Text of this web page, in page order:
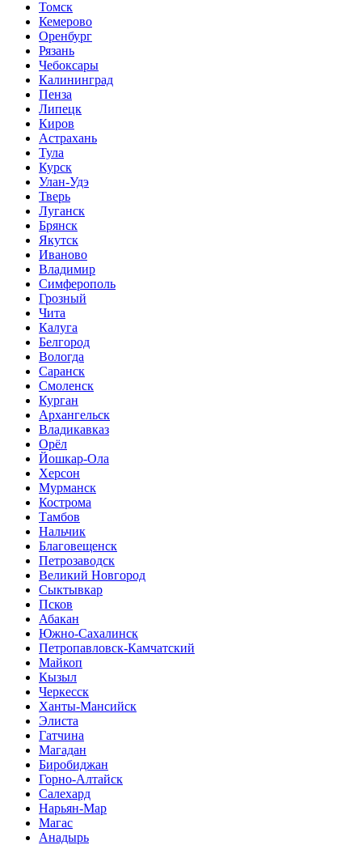
Томск
Кемерово
Оренбург
Рязань
Чебоксары
Калининград
Пенза
Липецк
Киров
Астрахань
Тула
Курск
Улан-Удэ
Тверь
Луганск
Брянск
Якутск
Иваново
Владимир
Симферополь
Грозный
Чита
Калуга
Белгород
Вологда
Саранск
Смоленск
Курган
Архангельск
Владикавказ
Орёл
Йошкар-Ола
Херсон
Мурманск
Кострома
Тамбов
Нальчик
Благовещенск
Петрозаводск
Великий Новгород
Сыктывкар
Псков
Абакан
Южно-Сахалинск
Петропавловск-Камчатский
Майкоп
Кызыл
Черкесск
Ханты-Мансийск
Элиста
Гатчина
Магадан
Биробиджан
Горно-Алтайск
Салехард
Нарьян-Мар
Магас
Анадырь